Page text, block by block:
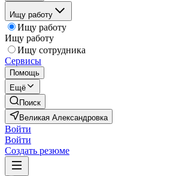
Ищу работу
Ищу работу
Ищу работу
Ищу сотрудника
Сервисы
Помощь
Ещё
Поиск
Великая Александровка
Войти
Войти
Создать резюме